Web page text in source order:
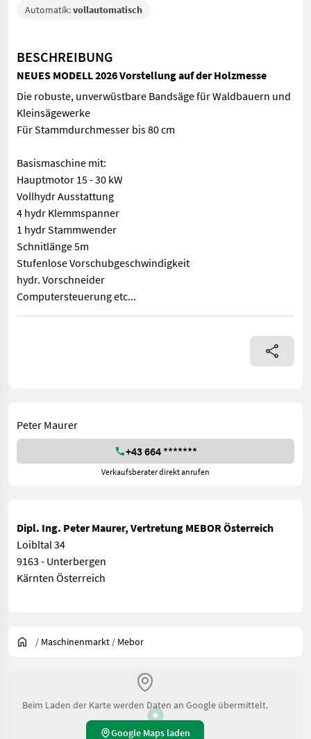
Automatik:vollautomatisch
BESCHREIBUNG
NEUES MODELL 2026 Vorstellung auf der Holzmesse
Die robuste, unverwüstbare Bandsäge für Waldbauern und
Kleinsägewerke
Für Stammdurchmesser bis 80 cm
Basismaschine mit:
Hauptmotor 15 - 30 kW
Vollhydr Ausstattung
4 hydr Klemmspanner
1 hydr Stammwender
Schnitlänge 5m
Stufenlose Vorschubgeschwindigkeit
hydr. Vorschneider
Computersteuerung etc...
Die robuste, unverwüstbare Bandsäge für Waldbauern und
Peter Maurer
+43 664 *******
Verkaufsberater direkt anrufen
Dipl. Ing. Peter Maurer, Vertretung MEBOR Österreich
Loibltal 34
9163 - Unterbergen
Kärnten Österreich
/ Maschinenmarkt / Mebor
Beim Laden der Karte werden Daten an Google übermittelt.
Google Maps laden